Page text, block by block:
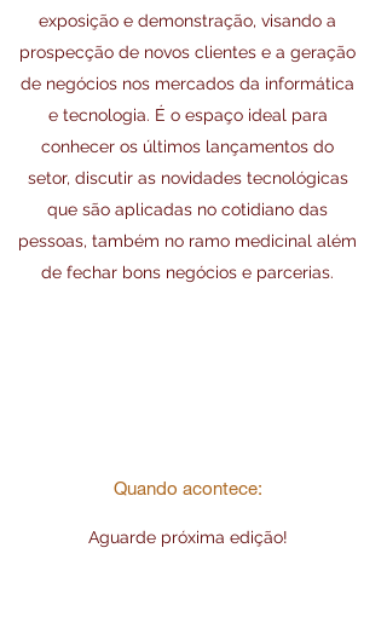
exposição e demonstração, visando a
prospecção de novos clientes e a geração
de negócios nos mercados da informática
e tecnologia. É o espaço ideal para
conhecer os últimos lançamentos do
setor, discutir as novidades tecnológicas
que são aplicadas no cotidiano das
pessoas, também no ramo medicinal além
de fechar bons negócios e parcerias.
Quando acontece:
Aguarde próxima edição!